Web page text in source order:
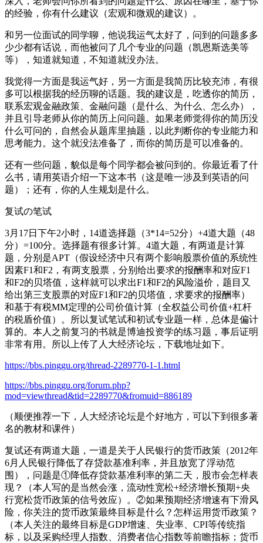
的经验，你有什么建议（宏观和微观的建议）。
和另一位面试的同学聊，他说我运气太好了，问到的问题多多
少少都有话说，而他被问了几个专业的问题（凯恩斯选美等
等），知道就知道，不知道就没办法。
我觉得一方面是我运气好，另一方面是我简历比较充沛，有很
多可以根据我的经历聊的话题。我的建议是，吃透你的简历，
联系宏观金融政策、金融问题（是什么、为什么、怎么办），
并且引导老师从你的简历上问问题。如果老师觉得你的简历没
什么可问的，自然会从题库里抽题，以此判断你的专业能力和
思考能力。这个就没法准备了，而你的简历是可以准备的。
还有一些问题，貌似是每个同学都会被问到的。你最近看了什
么书，请用英语介绍一下这本书（这是唯一涉及到英语的问
题）；还有，你的人生规划是什么。
复试の笔试
3月17日下午2小时，14道选择题（3*14=52分）+4道大题（48
分）=100分。选择题有很多计算。4道大题，有两道是计算
题，分别是APT（假设经济中只有两个影响股票价值的系统性
因素F1和F2，有两支股票，分别给出要求的报酬率和对应F1
和F2的贝塔值，这样就可以求出F1和F2的风险溢价，题目又
给出第三支股票的对应F1和F2的贝塔值，求要求的报酬率）
和基于有税MM定理的公司价值计算（全权益公司价值+杠杆
的税盾价值）。所以复试笔试和初试专业题一样，总体是偏计
算的。本人之前复习的书就是博迪投资学的练习题，事后证明
非常有用。所以上传了人大经济论坛，下载地址如下。
https://bbs.pinggu.org/thread-2289770-1-1.html
https://bbs.pinggu.org/forum.php?
mod=viewthread&tid=2289770&fromuid=886189
（顺便推荐一下，人大经济论坛是个好地方，可以下到很多著
名的教材和课件）
复试还有两道大题，一道是关于人民银行的货币政策（2012年
6月人民银行降低了存贷款基准利率，并且放宽了浮动范
围），问题是①降低存贷款基准利率的第二天，股市会怎样表
现？（本人写的是当然会涨，流动性宽松+经济增长预期+央
行宽松货币政策的信号效应）。②如果预期经济增速有下滑风
险，你关注的货币政策最终目标是什么？怎样运用货币政策？
（本人关注的最终目标是GDP增速、失业率、CPI等传统指
标，以及采购经理人指数、消费者信心指数等前瞻指标；货币